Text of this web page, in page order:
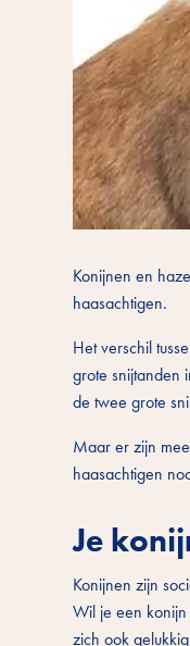
Konijnen en
haasachtigen.
Het verschil
grote snijtanden
de twee grote
Maar er zijn
haasachtigen
Je
Konijnen zijn
Wil je een
zich ook